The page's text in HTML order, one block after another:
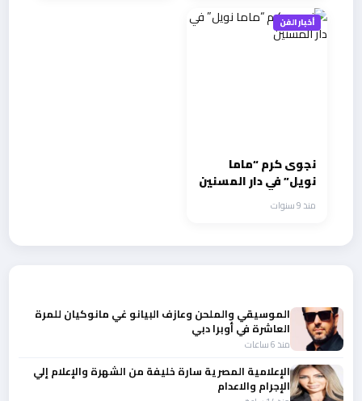
أخبار الفن
نجوى كرم “ماما
نويل” في دار المسنين
منذ 9 سنوات
الموسيقي والملحن وعازف البيانو غي مانوكيان للمرة
العاشرة في أوبرا دبي
منذ 6 ساعات
الإعلامية المصرية سارة خليفة من الشهرة والإعلام إلي
الإجرام والاعدام